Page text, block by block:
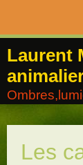
Page
Livre d'or
Contact
Album
Agenda
Laurent
Les